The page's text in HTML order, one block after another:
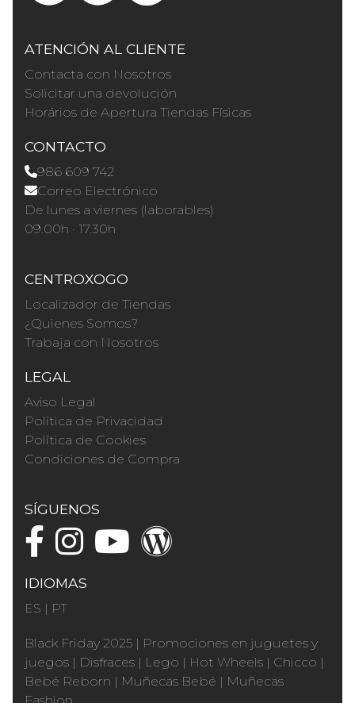
ATENCIÓN AL CLIENTE
Contacta con Nosotros
Solicitar una devolución
Horários de Apertura Tiendas Físicas
CONTACTO
986 609 742
Correo Electrónico
De lunes a viernes (laborables)
09.00h · 17.30h
CENTROXOGO
Localizador de Tiendas
¿Quienes Somos?
Trabaja con Nosotros
LEGAL
Aviso Legal
Política de Privacidad
Política de Cookies
Condiciones de Compra
SÍGUENOS
IDIOMAS
ES | PT
Black Friday 2025 | Promociones en juguetes y
juegos | Disfraces | Lego | Hot Wheels | Chicco |
Bebé Reborn | Muñecas Bebé | Muñecas